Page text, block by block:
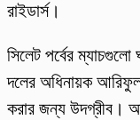
রাইডার্স।
সিলেট পর্বের ম্যাচগুলো
দলের অধিনায়ক আরিফুল
করার জন্য উদগ্রীব।